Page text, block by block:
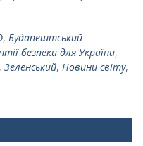
, Будапештський
безпеки для України,
, Зеленський, Новини світу,